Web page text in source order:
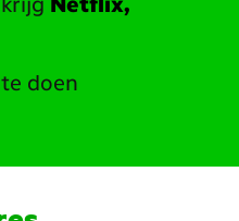
doen